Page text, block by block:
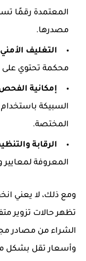
المعتمدة رقمًا
مصدرها.
التغليف
محكمة تحتوي على
إمكانية
السبيكة باستخدام
المختصة.
الرقابة
المعروفة
ومع ذلك، لا يعني
تظهر حالات تزوير
الشراء من مصادر
وأسعار تقل بشكل